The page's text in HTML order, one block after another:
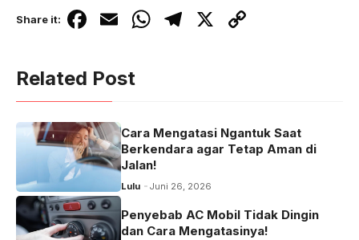
Share it: F
c
e
b
o
o
k
E
ail
W
at
s
A
p
p
T
a
m
X C
Li
n
Related Post
Cara Mengatasi Ngantuk Saat
Berkendara agar Tetap Aman di
Jalan!
Lulu Juni 26, 2026
Penyebab AC Mobil Tidak Dingin
dan Cara Mengatasinya!